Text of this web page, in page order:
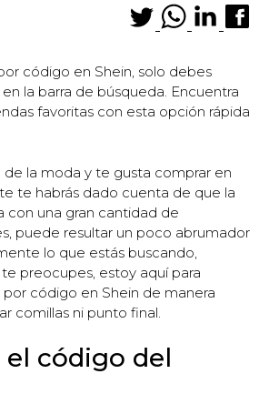
código en Shein, solo debes
la barra de búsqueda. Encuentra
favoritas con esta opción rápida
de la moda y te gusta comprar en
te habrás dado cuenta de que la
con una gran cantidad de
puede resultar un poco abrumador
lo que estás buscando,
preocupes, estoy aquí para
código en Shein de manera
comillas ni punto final.
el código del